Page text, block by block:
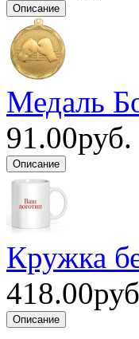
Медаль
91.00руб.
Кружка